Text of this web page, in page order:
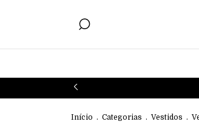
Início . Categorias . Vestidos .